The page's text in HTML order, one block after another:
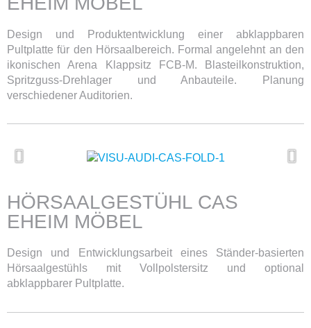
Design und Produktentwicklung einer abklappbaren
Pultplatte für den Hörsaalbereich. Formal angelehnt an den
ikonischen Arena Klappsitz FCB-M. Blasteilkonstruktion,
Spritzguss-Drehlager und Anbauteile. Planung
verschiedener Auditorien.
HÖRSAALGESTÜHL CAS
EHEIM MÖBEL
Design und Entwicklungsarbeit eines Ständer-basierten
Hörsaalgestühls mit Vollpolstersitz und optional
abklappbarer Pultplatte.